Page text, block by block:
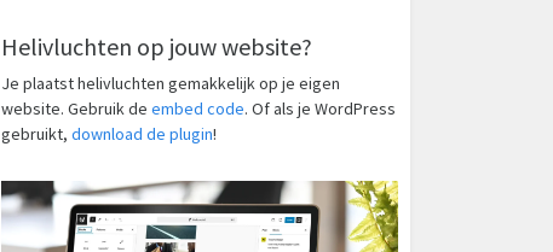
Helivluchten op jouw website?
Je plaatst helivluchten gemakkelijk op je eigen
website. Gebruik de embed code. Of als je WordPress
gebruikt, download de plugin!